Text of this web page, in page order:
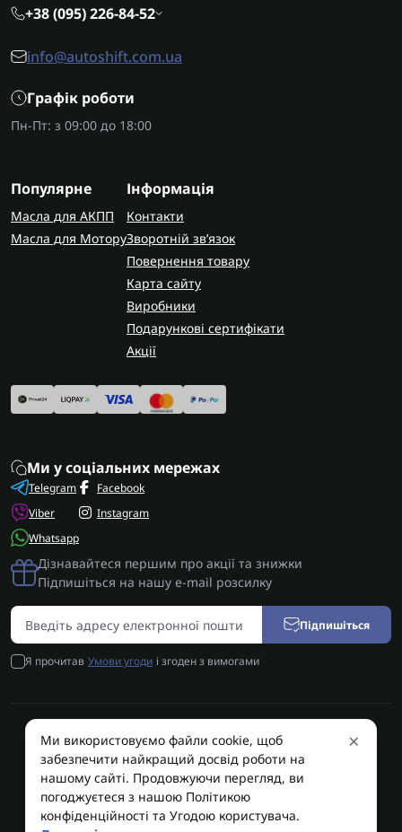
+38 (095) 226-84-52
info@autoshift.com.ua
Графік роботи
Пн-Пт: з 09:00 до 18:00
Популярне
Масла для АКПП
Масла для Мотору
Інформація
Контакти
Зворотній зв’язок
Повернення товару
Карта сайту
Виробники
Подарункові сертифікати
Акції
Ми у соціальних мережах
Telegram
Viber
Whatsapp
Facebook
Instagram
Дізнавайтеся першим про акції та знижки
Підпишіться на нашу e-mail розсилку
Підпишіться
Я прочитав Умови угоди і згоден з вимогами
AUTOSHIFT | Запчастини АКПП | Ремонт АКПП © 2026
AUTOSHIFT
×
Ми використовуємо файли cookie, щоб
забезпечити найкращий досвід роботи на
нашому сайті. Продовжуючи перегляд, ви
погоджуєтеся з нашою Політикою
конфіденційності та Угодою користувача.